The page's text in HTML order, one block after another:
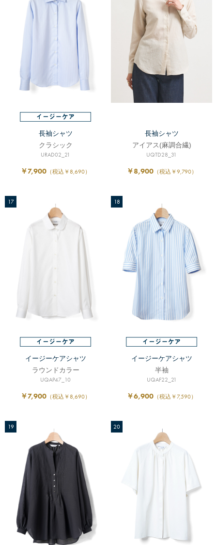
長袖シャツ
クラシック
URAD02_21
￥7,900 （税込￥8,690）
長袖シャツ
アイアス(麻調合繊)
UQTD28_31
￥8,900（税込￥9,790）
17
イージーケアシャツ
ラウンドカラー
UQAP47_10
￥7,900 （税込￥8,690）
18
イージーケアシャツ
半袖
UQAF22_21
￥6,900 （税込￥7,590）
19 20